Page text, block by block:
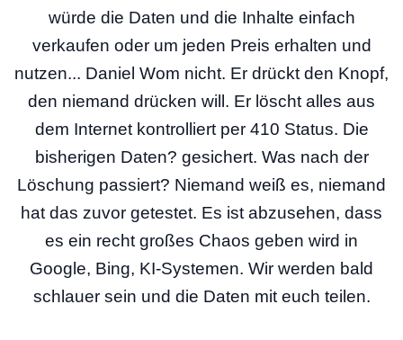
würde die Daten und die Inhalte einfach
verkaufen oder um jeden Preis erhalten und
nutzen... Daniel Wom nicht. Er drückt den Knopf,
den niemand drücken will. Er löscht alles aus
dem Internet kontrolliert per 410 Status. Die
bisherigen Daten? gesichert. Was nach der
Löschung passiert? Niemand weiß es, niemand
hat das zuvor getestet. Es ist abzusehen, dass
es ein recht großes Chaos geben wird in
Google, Bing, KI-Systemen. Wir werden bald
schlauer sein und die Daten mit euch teilen.